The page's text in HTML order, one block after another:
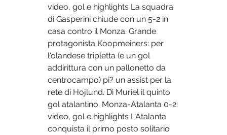
video, gol e highlights La squadra
di Gasperini chiude con un 5-2 in
casa contro il Monza. Grande
protagonista Koopmeiners: per
l'olandese tripletta (e un gol
addirittura con un pallonetto da
centrocampo) pi? un assist per la
rete di Hojlund. Di Muriel il quinto
gol atalantino. Monza-Atalanta 0-2:
video, gol e highlights L'Atalanta
conquista il primo posto solitario